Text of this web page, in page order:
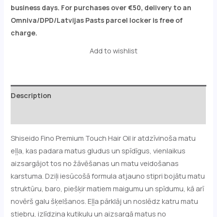
business days. For purchases over €50, delivery to an
Omniva/DPD/Latvijas Pasts parcel locker is free of
charge.
Add to wishlist
Description
Shiseido Fino Premium Touch Hair Oil ir atdzīvinoša matu
eļļa, kas padara matus gludus un spīdīgus, vienlaikus
aizsargājot tos no žāvēšanas un matu veidošanas
karstuma. Dziļi iesūcošā formula atjauno stipri bojātu matu
struktūru, baro, piešķir matiem maigumu un spīdumu, kā arī
novērš galu šķelšanos. Eļļa pārklāj un noslēdz katru matu
stiebru, izlīdzina kutikulu un aizsargā matus no